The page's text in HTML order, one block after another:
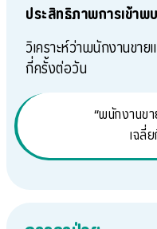
ประสิทธิภาพการเข้าพ
วิเคราะห์ว่าพนักงานขา
กี่ครั้งต่อวัน
“พนักงานข
เฉลี่